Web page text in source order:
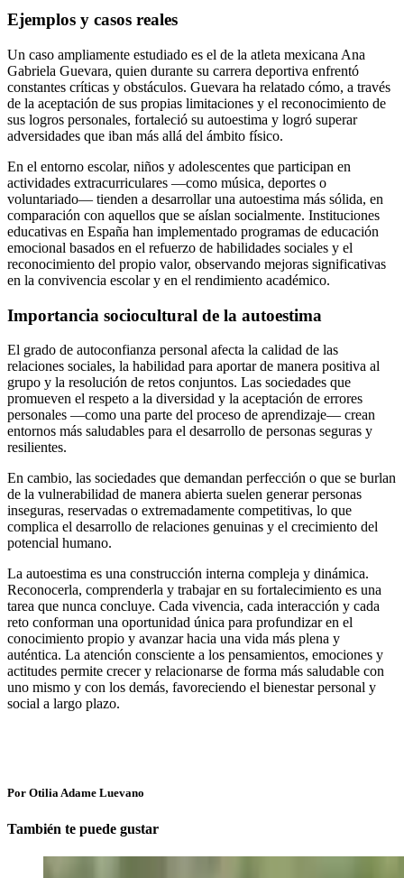
Ejemplos y casos reales
Un caso ampliamente estudiado es el de la atleta mexicana Ana
Gabriela Guevara, quien durante su carrera deportiva enfrentó
constantes críticas y obstáculos. Guevara ha relatado cómo, a través
de la aceptación de sus propias limitaciones y el reconocimiento de
sus logros personales, fortaleció su autoestima y logró superar
adversidades que iban más allá del ámbito físico.
En el entorno escolar, niños y adolescentes que participan en
actividades extracurriculares —como música, deportes o
voluntariado— tienden a desarrollar una autoestima más sólida, en
comparación con aquellos que se aíslan socialmente. Instituciones
educativas en España han implementado programas de educación
emocional basados en el refuerzo de habilidades sociales y el
reconocimiento del propio valor, observando mejoras significativas
en la convivencia escolar y en el rendimiento académico.
Importancia sociocultural de la autoestima
El grado de autoconfianza personal afecta la calidad de las
relaciones sociales, la habilidad para aportar de manera positiva al
grupo y la resolución de retos conjuntos. Las sociedades que
promueven el respeto a la diversidad y la aceptación de errores
personales —como una parte del proceso de aprendizaje— crean
entornos más saludables para el desarrollo de personas seguras y
resilientes.
En cambio, las sociedades que demandan perfección o que se burlan
de la vulnerabilidad de manera abierta suelen generar personas
inseguras, reservadas o extremadamente competitivas, lo que
complica el desarrollo de relaciones genuinas y el crecimiento del
potencial humano.
La autoestima es una construcción interna compleja y dinámica.
Reconocerla, comprenderla y trabajar en su fortalecimiento es una
tarea que nunca concluye. Cada vivencia, cada interacción y cada
reto conforman una oportunidad única para profundizar en el
conocimiento propio y avanzar hacia una vida más plena y
auténtica. La atención consciente a los pensamientos, emociones y
actitudes permite crecer y relacionarse de forma más saludable con
uno mismo y con los demás, favoreciendo el bienestar personal y
social a largo plazo.
Por Otilia Adame Luevano
También te puede gustar